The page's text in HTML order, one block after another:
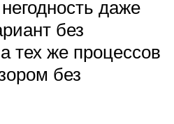
даже
без
тех же процессов
без